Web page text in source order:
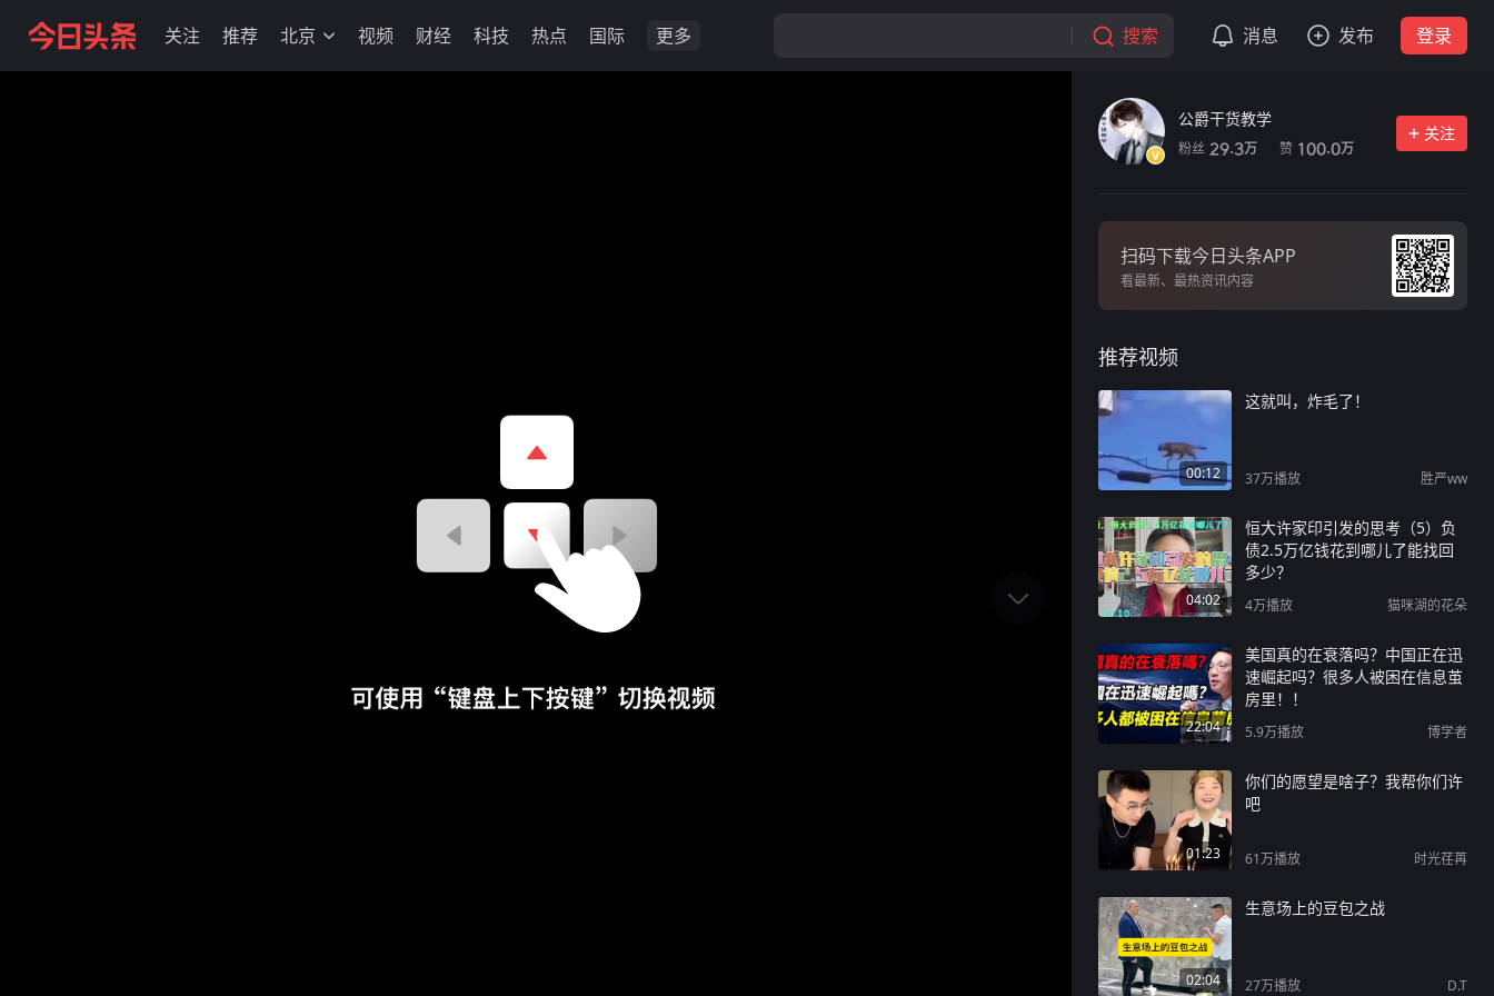
关注 推荐 北京 视频 财经 科技 热点 国际 更多 搜索 消息 发布 登录
公爵干货教学
粉丝 29.3万 赞 100.0万
关注
扫码下载今日头条APP
看最新、最热资讯内容
推荐视频
00:12
这就叫，炸毛了！
37万播放 胜严ww
04:02
恒大许家印引发的思考（5）负
债2.5万亿钱花到哪儿了能找回
多少？
4万播放 猫咪湖的花朵
22:04
美国真的在衰落吗？中国正在迅
速崛起吗？很多人被困在信息茧
房里！！
5.9万播放 博学者
01:23
你们的愿望是啥子？我帮你们许
吧
61万播放 时光荏苒
02:04
生意场上的豆包之战
27万播放 D.T